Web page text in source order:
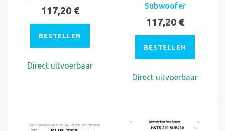
117,20 €
BESTELLEN
Direct uitvoerbaar
Subwoofer
117,20 €
BESTELLEN
Direct uitvoerbaar